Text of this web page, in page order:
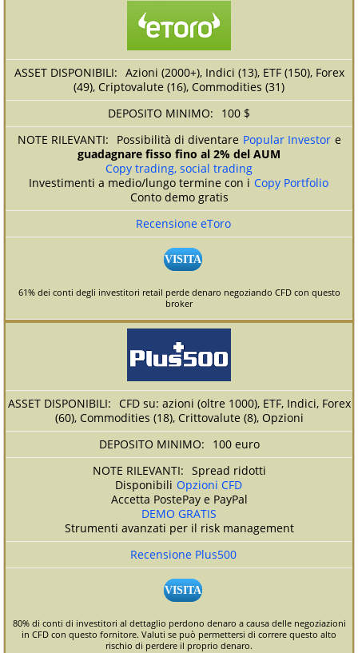
Azioni (2000+), Indici (13), ETF (150), Forex
(49), Criptovalute (16), Commodities (31)
100 $
Possibilità di diventare Popular Investor e
guadagnare fisso fino al 2% del AUM
Copy trading, social trading
Investimenti a medio/lungo termine con i Copy Portfolio
Conto demo gratis
Recensione eToro
VISITA
61% dei conti degli investitori retail perde denaro negoziando CFD con questo
broker
CFD su: azioni (oltre 1000), ETF, Indici, Forex
(60), Commodities (18), Crittovalute (8), Opzioni
100 euro
Spread ridotti
Disponibili Opzioni CFD
Accetta PostePay e PayPal
DEMO GRATIS
Strumenti avanzati per il risk management
Recensione Plus500
VISITA
80% di conti di investitori al dettaglio perdono denaro a causa delle negoziazioni
in CFD con questo fornitore. Valuti se può permettersi di correre questo alto
rischio di perdere il proprio denaro.